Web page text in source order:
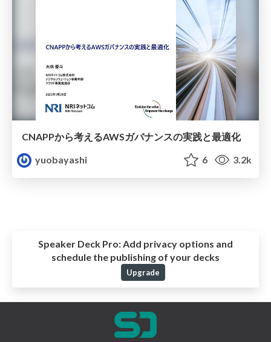
CNAPPから考えるAWSガバナンスの実践と最適化
yuobayashi
6 3.2k
Speaker Deck Pro:Add privacy options and
schedule the publishing of your decks
Upgrade